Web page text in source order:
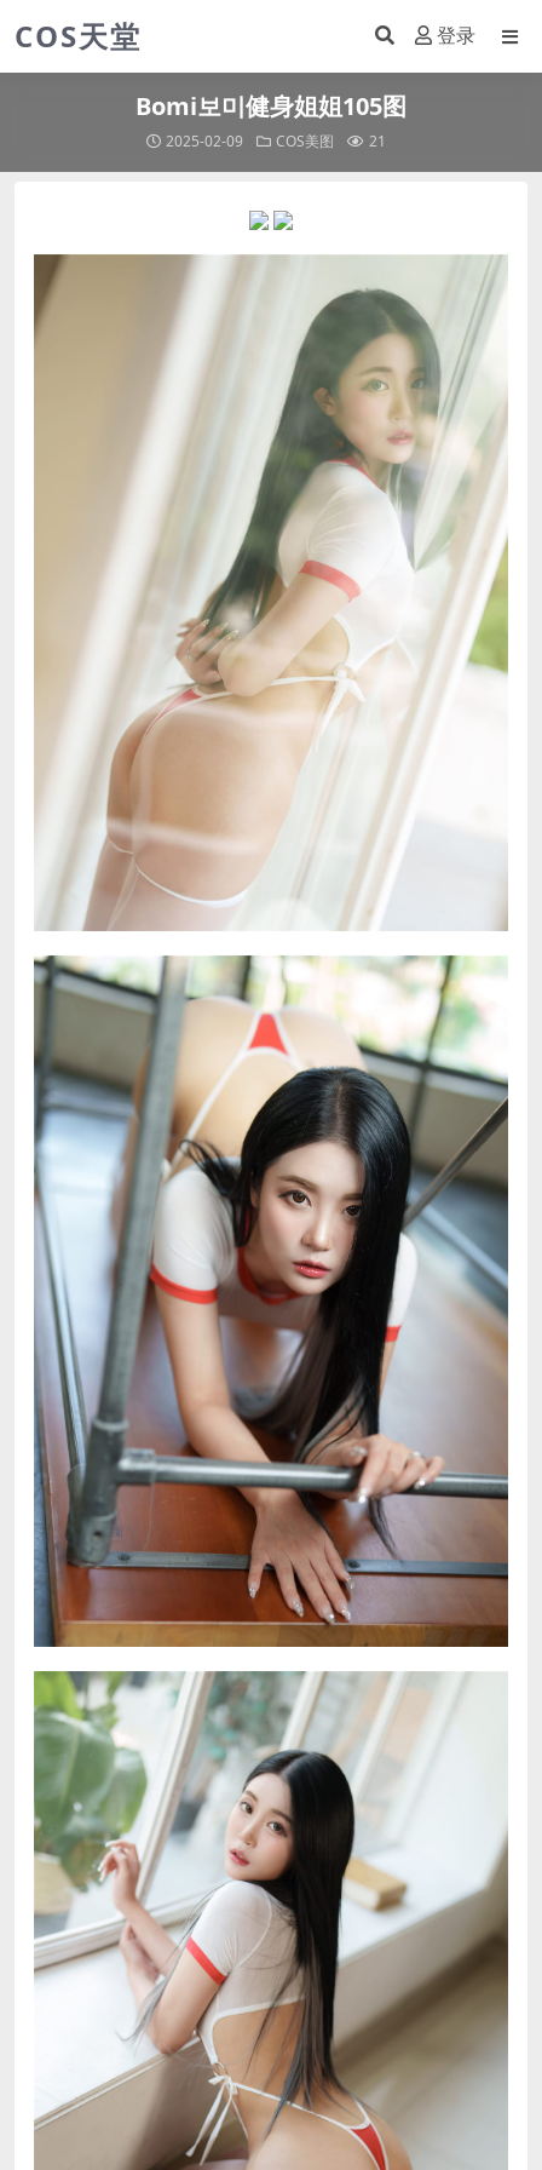
COS天堂 登录
Bomi보미健身姐姐105图
2025-02-09 COS美图 21